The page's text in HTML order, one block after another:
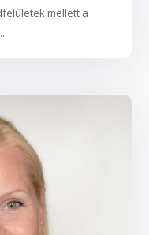
mellett a